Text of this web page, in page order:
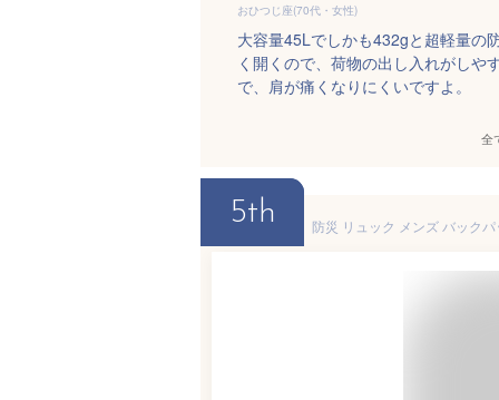
おひつじ座(70代・女性)
大容量45Lでしかも432gと超軽量の
く開くので、荷物の出し入れがしや
で、肩が痛くなりにくいですよ。
全
5th